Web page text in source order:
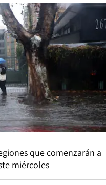
que comenzarán a
miércoles